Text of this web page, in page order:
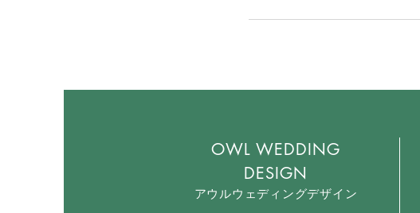
OWL WEDDING
DESIGN
アウルウェディング​デザイン